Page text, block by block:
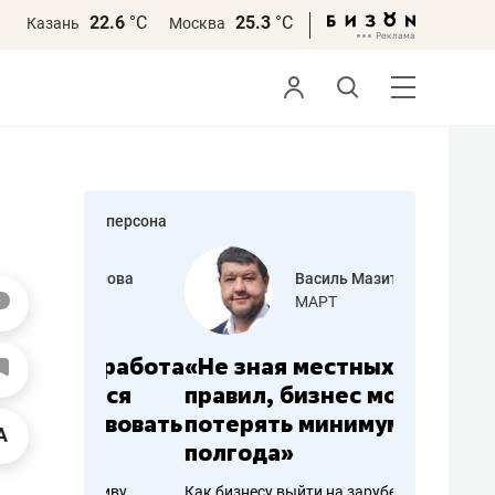
Казань 22.6 °С Москва 25.3 °С
персона
работа
Василь Мазитов
МАРТ
«Не зная местных
правил, бизнес может
потерять минимум
полгода»